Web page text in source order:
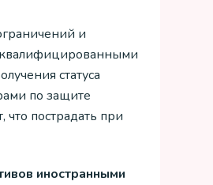
и
статуса
по защите
пострадать при
иностранными